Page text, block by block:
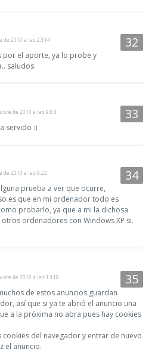
de 2010 a las 23:14
por el aporte, ya lo probe y
saludos
de 2010 a las 9:03
servido :)
de 2010 a las 9:22
prueba a ver que ocurre,
es que en mi ordenador todo es
probarlo, ya que a mi la dichosa
ordenadores con Windows XP si.
de 2010 a las 13:10
de estos anuncios guardan
así que si ya te abrió el anuncio una
a la próxima no abra pues hay cookies
cookies del navegador y entrar de nuevo
el anuncio.